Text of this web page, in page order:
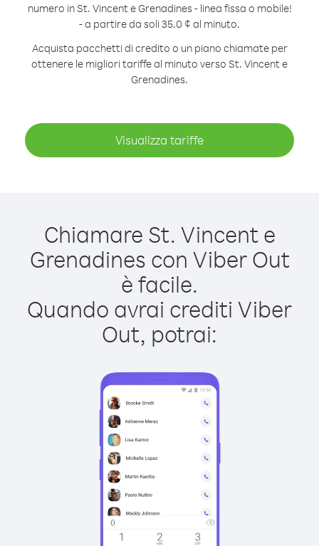
numero in St. Vincent e Grenadines - linea fissa o mobile!
- a partire da soli 35.0 ¢ al minuto.
Acquista pacchetti di credito o un piano chiamate per
ottenere le migliori tariffe al minuto verso St. Vincent e
Grenadines.
Visualizza tariffe
Chiamare St. Vincent e
Grenadines con Viber Out
è facile.
Quando avrai crediti Viber
Out, potrai: